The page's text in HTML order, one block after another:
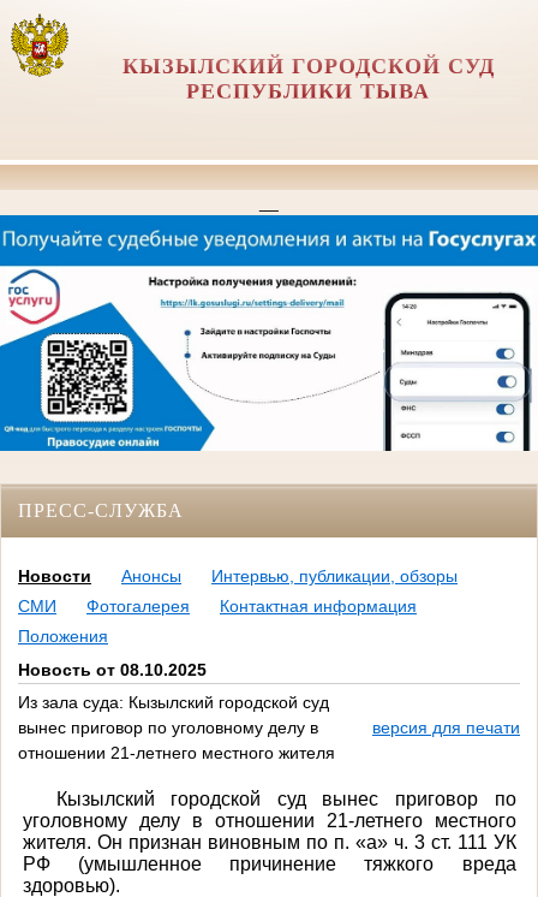
КЫЗЫЛСКИЙ ГОРОДСКОЙ СУД
РЕСПУБЛИКИ ТЫВА
ПРЕСС-СЛУЖБА
Новости Анонсы
Интервью, публикации, обзоры
СМИ
Фотогалерея
Контактная информация
Положения
Новость от 08.10.2025
Из зала суда: Кызылский городской суд
вынес приговор по уголовному делу в
отношении 21-летнего местного жителя
версия для печати
Кызылский городской суд вынес приговор по
уголовному делу в отношении 21-летнего местного
жителя. Он признан виновным по п. «а» ч. 3 ст. 111 УК
РФ (умышленное причинение тяжкого вреда
здоровью).